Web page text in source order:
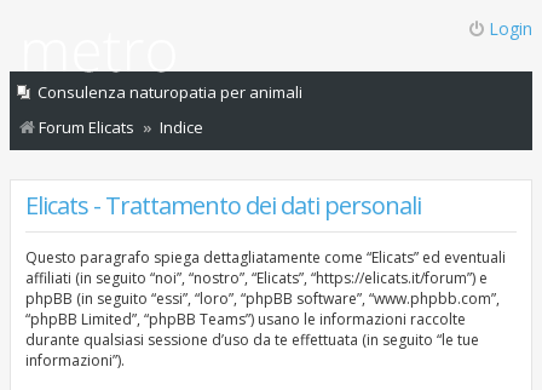
Login
Consulenza naturopatia per animali
Forum Elicats
Indice
Elicats - Trattamento dei dati personali
Questo paragrafo spiega dettagliatamente come “Elicats” ed eventuali
affiliati (in seguito “noi”, “nostro”, “Elicats”, “https://elicats.it/forum”) e
phpBB (in seguito “essi”, “loro”, “phpBB software”, “www.phpbb.com”,
“phpBB Limited”, “phpBB Teams”) usano le informazioni raccolte
durante qualsiasi sessione d’uso da te effettuata (in seguito “le tue
informazioni”).